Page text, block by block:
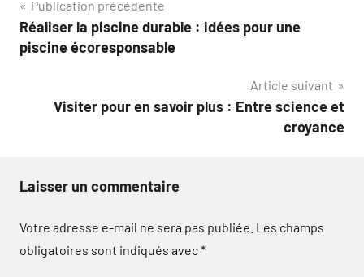
Navigation
de
Publication précédente
Réaliser la piscine durable : idées pour une
piscine écoresponsable
Article suivant
Visiter pour en savoir plus : Entre science et
croyance
Laisser un commentaire
Votre adresse e-mail ne sera pas publiée. Les champs
obligatoires sont indiqués avec*